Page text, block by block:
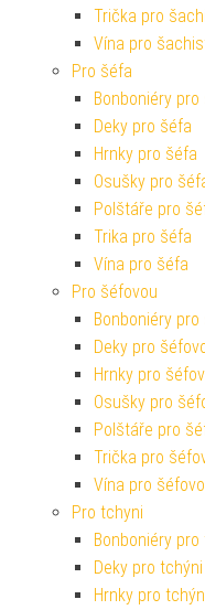
Trička pro
Vína pro
Pro šéfa
Bonboniéry pro
Deky pro šéfa
Hrnky pro šéfa
Osušky pro
Polštáře pro
Trika pro šéfa
Vína pro šéfa
Pro šéfovou
Bonboniéry
Deky pro
Hrnky pro
Osušky pro
Polštáře pro
Trička pro
Vína pro
Pro tchyni
Bonboniéry pro
Deky pro tchýni
Hrnky pro